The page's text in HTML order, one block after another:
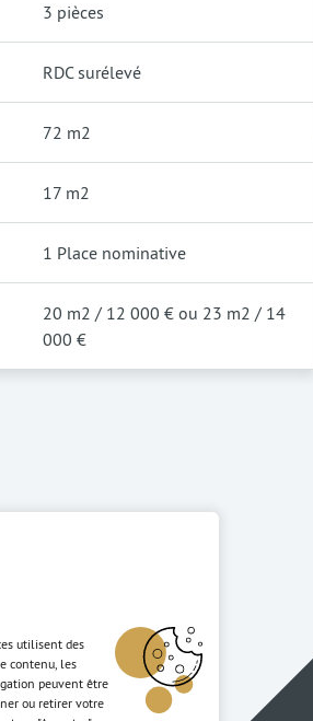
3 pièces
RDC surélevé
72 m2
17 m2
1 Place nominative
20 m2 / 12 000 € ou 23 m2 / 14
000 €
utilisent des
contenu, les
peuvent être
ou retirer votre